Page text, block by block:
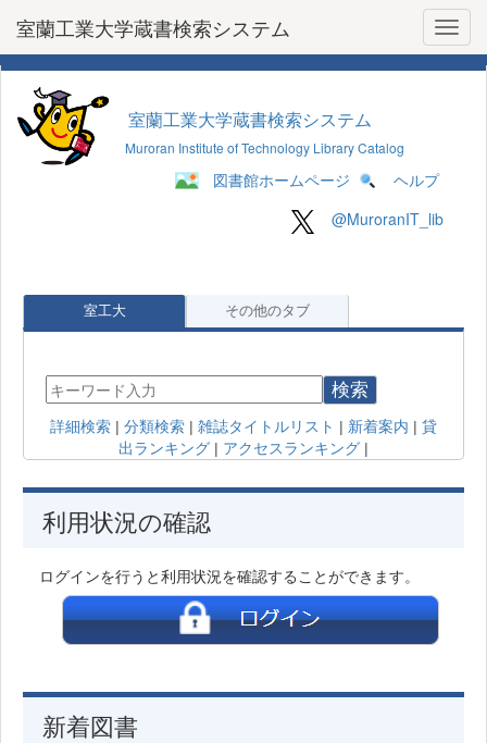
室蘭工業大学蔵書検索システム
室蘭工業大学蔵書検索システム
Muroran Institute of Technology Library Catalog
図書館ホームページ
ヘルプ
@MuroranIT_lib
室工大 その他のタブ
検索
詳細検索 | 分類検索 | 雑誌タイトルリスト | 新着案内 | 貸
出ランキング | アクセスランキング |
利用状況の確認
ログインを行うと利用状況を確認することができます。
新着図書